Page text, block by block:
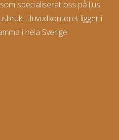
specialiserat oss på ljus
Huvudkontoret ligger i
i hela Sverige.